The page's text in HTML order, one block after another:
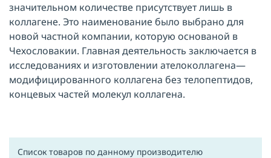
значительном количестве присутствует лишь в
коллагене. Это наименование было выбрано для
новой частной компании, которую основаной в
Чехословакии. Главная деятельность заключается в
исследованиях и изготовлении ателоколлагена—
модифицированного коллагена без телопептидов,
концевых частей молекул коллагена.
Список товаров по данному производителю